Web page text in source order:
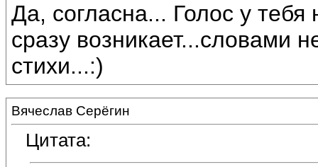
Да, согласна... Голос у
сразу возникает...словами
стихи...:)
Вячеслав Серёгин
Цитата: